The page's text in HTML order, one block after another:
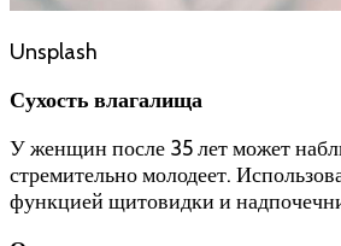
Unsplash
Сухость влагалища
У женщин после 35 лет может
стремительно молодеет.
функцией щитовидки и